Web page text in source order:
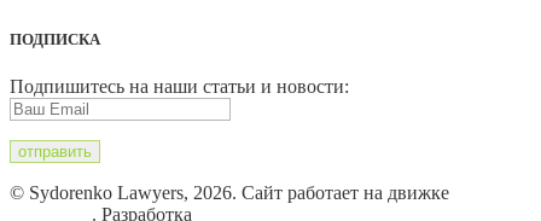
ПОДПИСКА
Подпишитесь на наши статьи и новости:
© Sydorenko Lawyers, 2026. Сайт работает на движке
. Разработка